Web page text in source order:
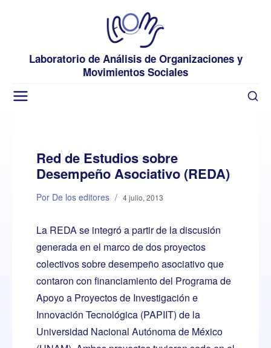
Laboratorio de Análisis de Organizaciones y
Movimientos Sociales
Red de Estudios sobre
Desempeño Asociativo (REDA)
Por De los editores / 4 julio, 2013
La REDA se integró a partir de la discusión
generada en el marco de dos proyectos
colectivos sobre desempeño asociativo que
contaron con financiamiento del Programa de
Apoyo a Proyectos de Investigación e
Innovación Tecnológica (PAPIIT) de la
Universidad Nacional Autónoma de México